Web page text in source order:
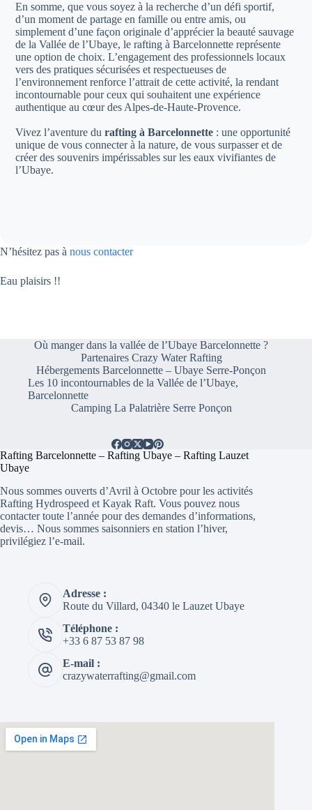
En somme, que vous soyez à la recherche d’un défi sportif,
d’un moment de partage en famille ou entre amis, ou
simplement d’une façon originale d’apprécier la beauté sauvage
de la Vallée de l’Ubaye, le rafting à Barcelonnette représente
une option de choix. L’engagement des professionnels locaux
vers des pratiques sécurisées et respectueuses de
l’environnement renforce l’attrait de cette activité, la rendant
incontournable pour ceux qui souhaitent une expérience
authentique au cœur des Alpes-de-Haute-Provence.
Vivez l’aventure durafting à Barcelonnette : une opportunité
unique de vous connecter à la nature, de vous surpasser et de
créer des souvenirs impérissables sur les eaux vivifiantes de
l’Ubaye.
N’hésitez pas à nous contacter
Eau plaisirs !!
Où manger dans la vallée de l’Ubaye Barcelonnette ?
Partenaires Crazy Water Rafting
Hébergements Barcelonnette – Ubaye Serre-Ponçon
Les 10 incontournables de la Vallée de l’Ubaye,
Barcelonnette
Camping La Palatrière Serre Ponçon
Rafting Barcelonnette – Rafting Ubaye – Rafting Lauzet
Ubaye
Nous sommes ouverts d’Avril à Octobre pour les activités
Rafting Hydrospeed et Kayak Raft. Vous pouvez nous
contacter toute l’année pour des demandes d’informations,
devis… Nous sommes saisonniers en station l’hiver,
privilégiez l’e-mail.
Adresse :
Route du Villard, 04340 le Lauzet Ubaye
Téléphone :
+33 6 87 53 87 98
E-mail :
crazywaterrafting@gmail.com